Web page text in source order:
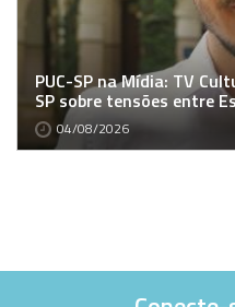
PUC-SP na Mídia: TV
SP sobre tensões entre
04/08/2026